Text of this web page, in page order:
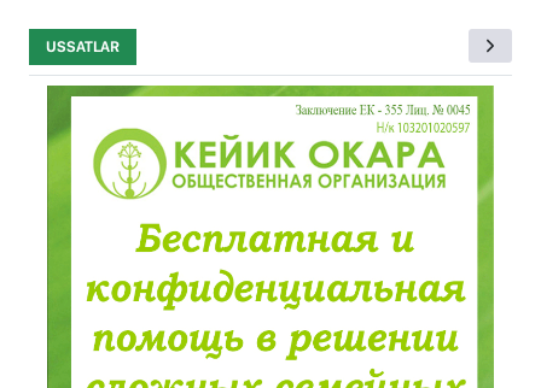
USSATLAR